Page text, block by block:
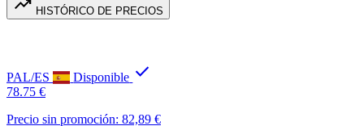
trending_up HISTÓRICO DE PRECIOS
PAL/ES Disponible check
78.75 €
Precio sin promoción: 82,89 €